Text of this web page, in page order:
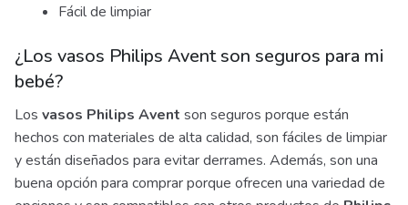
Fácil de limpiar
¿Los vasos Philips Avent son seguros para mi
bebé?
Los vasos Philips Avent son seguros porque están
hechos con materiales de alta calidad, son fáciles de limpiar
y están diseñados para evitar derrames. Además, son una
buena opción para comprar porque ofrecen una variedad de